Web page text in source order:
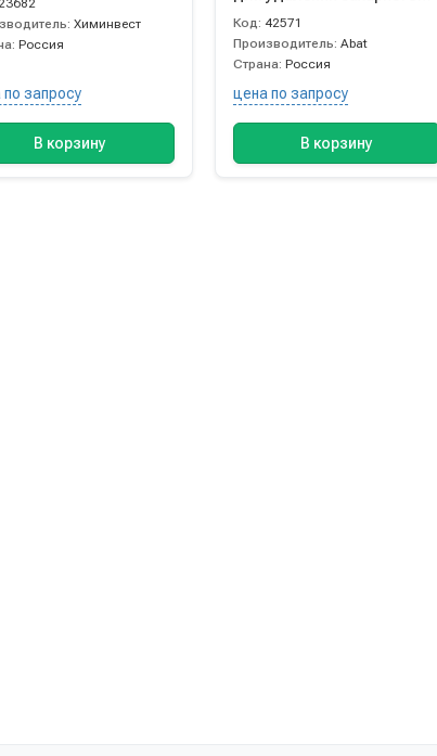
23682
Химинвест
Россия
запросу
В корзину
нагара
Код: 42571
Производитель: Abat
Страна: Россия
цена по запросу
В корзину